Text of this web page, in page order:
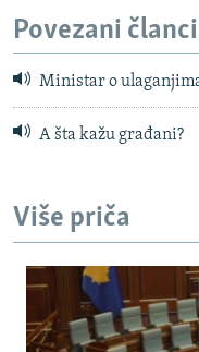
Povezani članci
Ministar o
A šta kažu građani?
Više priča